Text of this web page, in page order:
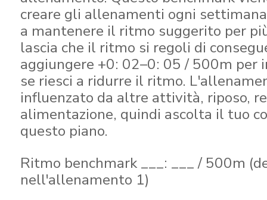
creare gli allenamenti ogni
a mantenere il ritmo suggerito per
lascia che il ritmo si regoli di
aggiungere +0: 02–0: 05 / 500m per
se riesci a ridurre il ritmo.
influenzato da altre attività, riposo,
alimentazione, quindi ascolta il tuo
questo piano.
Ritmo benchmark ___: ___ / 500m
nell'allenamento 1)